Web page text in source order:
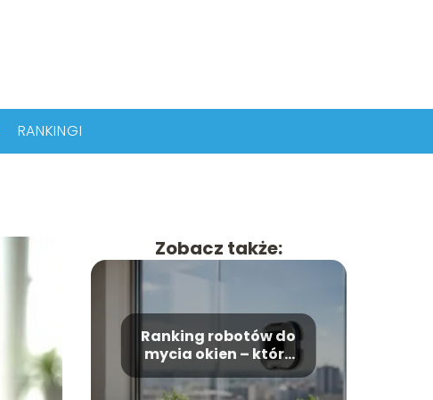
RANKINGI
Zobacz także:
Ranking robotów do
mycia okien – które
modele wybrać?